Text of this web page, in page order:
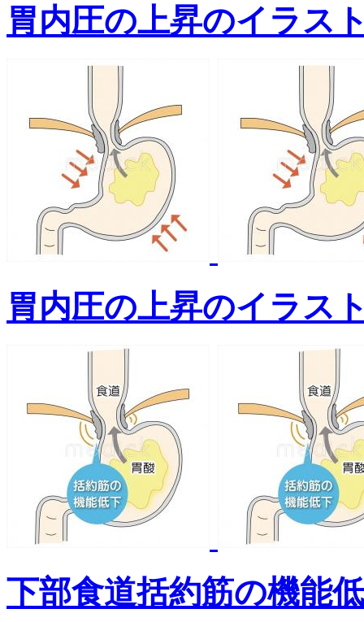
胃内圧の上昇のイラス
胃内圧の上昇のイラス
下部食道括約筋の機能